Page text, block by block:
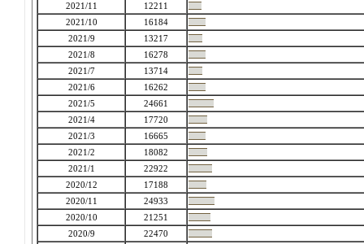
2021/11
12211
2021/10
16184
2021/9
13217
2021/8
16278
2021/7
13714
2021/6
16262
2021/5
24661
2021/4
17720
2021/3
16665
2021/2
18082
2021/1
22922
2020/12
17188
2020/11
24933
2020/10
21251
2020/9
22470